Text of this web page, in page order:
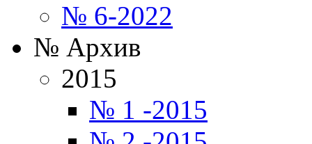
№ 6-2022
№ Архив
2015
№ 1 -2015